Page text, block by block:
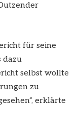
für seine
dazu
selbst wollte
zu
erklärte